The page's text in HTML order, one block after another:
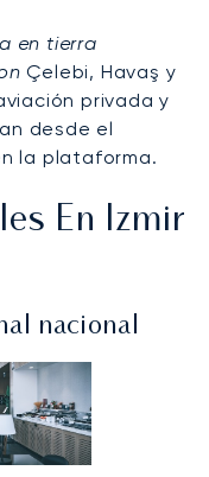
en tierra
Çelebi, Havaş y
privada y
desde el
la plataforma.
En Izmir
nacional